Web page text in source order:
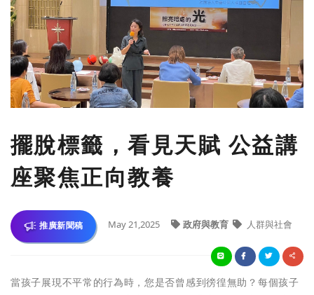
刊登
擺脫標籤，看見天賦 公益講
座聚焦正向教養
推廣新聞稿 May 21,2025 政府與教育 人群與社會
當孩子展現不平常的行為時，您是否曾感到徬徨無助？每個孩子